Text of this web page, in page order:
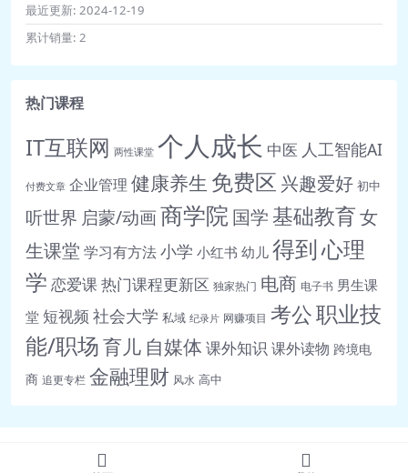
最近更新: 2024-12-19
累计销量: 2
热门课程
IT互联网 两性课堂 个人成长 中医 人工智能AI
付费文章 企业管理 健康养生 免费区 兴趣爱好 初中
听世界 启蒙/动画商学院国学 基础教育女
生课堂 学习有方法小学 小红书 幼儿 得到心理
学 恋爱课热门课程更新区 独家热门 电商 电子书 男生课
堂 短视频 社会大学 私域 纪录片 网赚项目 考公职业技
能/职场育儿 自媒体 课外知识 课外读物 跨境电
商 追更专栏 金融理财 风水 高中